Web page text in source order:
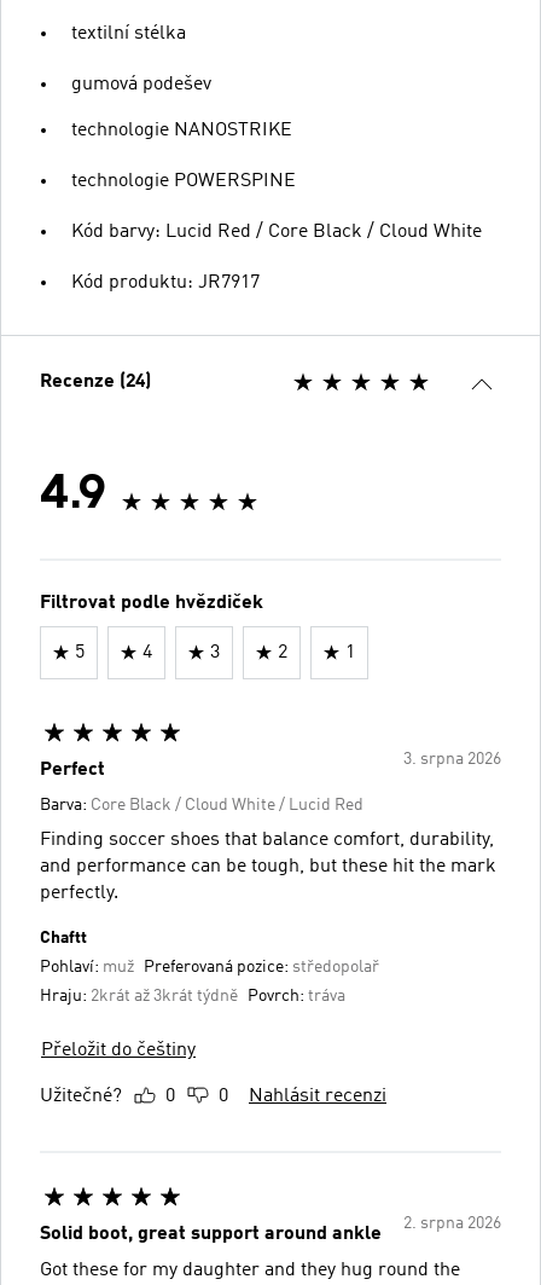
textilní stélka
gumová podešev
technologie NANOSTRIKE
technologie POWERSPINE
Kód barvy: Lucid Red / Core Black / Cloud White
Kód produktu: JR7917
Recenze (24)
4.9
Filtrovat podle hvězdiček
5 4 3 2 1
3. srpna 2026
Perfect
Barva: Core Black / Cloud White / Lucid Red
Finding soccer shoes that balance comfort, durability,
and performance can be tough, but these hit the mark
perfectly.
Chaftt
Pohlaví: muž Preferovaná pozice: středopolař
Hraju: 2krát až 3krát týdně Povrch: tráva
Přeložit do češtiny
Užitečné? 0 0 Nahlásit recenzi
2. srpna 2026
Solid boot, great support around ankle
Got these for my daughter and they hug round the